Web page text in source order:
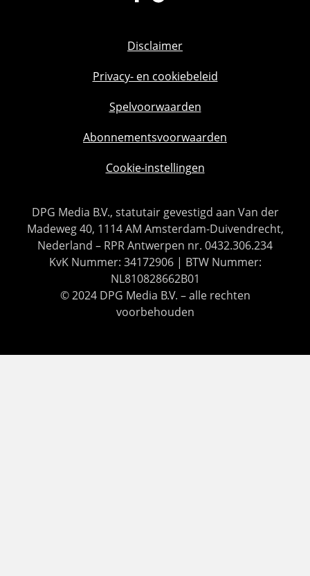
Disclaimer
Privacy- en cookiebeleid
Spelvoorwaarden
Abonnementsvoorwaarden
Cookie-instellingen
DPG Media B.V., statutair gevestigd aan Van der
Madeweg 40, 1114 AM Amsterdam-Duivendrecht,
Nederland – RPR Antwerpen nr. 0432.306.234
KvK Nummer: 34172906 | BTW Nummer:
NL810828662B01
© 2024 DPG Media B.V. – alle rechten
voorbehouden